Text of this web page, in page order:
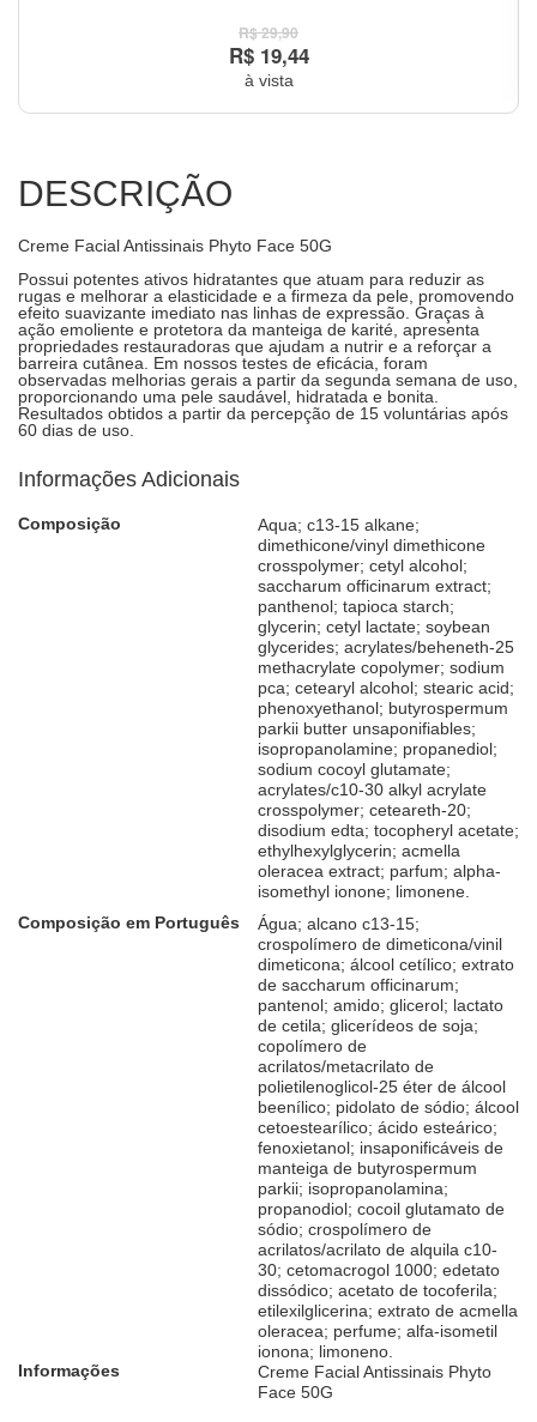
R$ 29,90
R$ 19,44
à vista
DESCRIÇÃO
Creme Facial Antissinais Phyto Face 50G
Possui potentes ativos hidratantes que atuam para reduzir as
rugas e melhorar a elasticidade e a firmeza da pele, promovendo
efeito suavizante imediato nas linhas de expressão. Graças à
ação emoliente e protetora da manteiga de karité, apresenta
propriedades restauradoras que ajudam a nutrir e a reforçar a
barreira cutânea. Em nossos testes de eficácia, foram
observadas melhorias gerais a partir da segunda semana de uso,
proporcionando uma pele saudável, hidratada e bonita.
Resultados obtidos a partir da percepção de 15 voluntárias após
60 dias de uso.
Informações Adicionais
Composição
Aqua; c13-15 alkane;
dimethicone/vinyl dimethicone
crosspolymer; cetyl alcohol;
saccharum officinarum extract;
panthenol; tapioca starch;
glycerin; cetyl lactate; soybean
glycerides; acrylates/beheneth-25
methacrylate copolymer; sodium
pca; cetearyl alcohol; stearic acid;
phenoxyethanol; butyrospermum
parkii butter unsaponifiables;
isopropanolamine; propanediol;
sodium cocoyl glutamate;
acrylates/c10-30 alkyl acrylate
crosspolymer; ceteareth-20;
disodium edta; tocopheryl acetate;
ethylhexylglycerin; acmella
oleracea extract; parfum; alpha-
isomethyl ionone; limonene.
Composição em Português
Água; alcano c13-15;
crospolímero de dimeticona/vinil
dimeticona; álcool cetílico; extrato
de saccharum officinarum;
pantenol; amido; glicerol; lactato
de cetila; glicerídeos de soja;
copolímero de
acrilatos/metacrilato de
polietilenoglicol-25 éter de álcool
beenílico; pidolato de sódio; álcool
cetoestearílico; ácido esteárico;
fenoxietanol; insaponificáveis de
manteiga de butyrospermum
parkii; isopropanolamina;
propanodiol; cocoil glutamato de
sódio; crospolímero de
acrilatos/acrilato de alquila c10-
30; cetomacrogol 1000; edetato
dissódico; acetato de tocoferila;
etilexilglicerina; extrato de acmella
oleracea; perfume; alfa-isometil
ionona; limoneno.
Informações
Creme Facial Antissinais Phyto
Face 50G